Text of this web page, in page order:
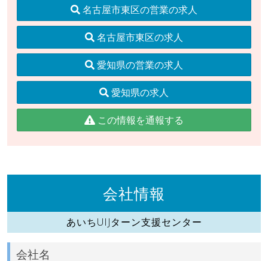
名古屋市東区の営業の求人
名古屋市東区の求人
愛知県の営業の求人
愛知県の求人
この情報を通報する
会社情報
あいちUIJターン支援センター
会社名